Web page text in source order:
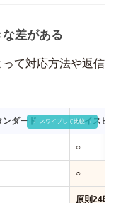
差がある
て対応方法や返信
ンダード ハイスピ
○
○
原則24時